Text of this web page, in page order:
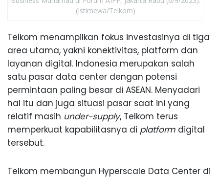
(Istimewa/Telkom)
Telkom menampilkan fokus investasinya di tiga
area utama, yakni konektivitas, platform dan
layanan digital. Indonesia merupakan salah
satu pasar data center dengan potensi
permintaan paling besar di ASEAN. Menyadari
hal itu dan juga situasi pasar saat ini yang
relatif masih under-supply, Telkom terus
memperkuat kapabilitasnya di platform digital
tersebut.
Telkom membangun Hyperscale Data Center di